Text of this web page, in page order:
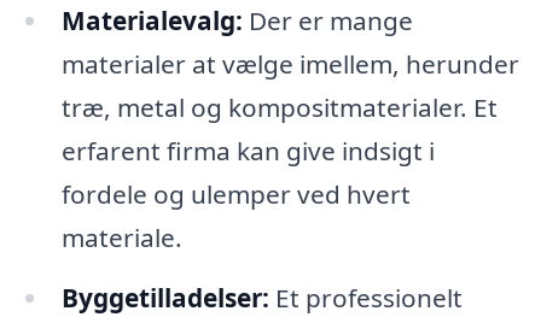
Materialevalg: Der er mange
materialer at vælge imellem, herunder
træ, metal og kompositmaterialer. Et
erfarent firma kan give indsigt i
fordele og ulemper ved hvert
materiale.
Byggetilladelser: Et professionelt